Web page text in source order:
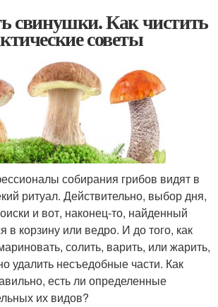
свинушки. Как чистить
советы
собирания грибов видят в
ритуал. Действительно, выбор дня,
и вот, наконец-то, найденный
в корзину или ведро. И до того, как
солить, варить, или жарить,
удалить несъедобные части. Как
есть ли определенные
их видов?